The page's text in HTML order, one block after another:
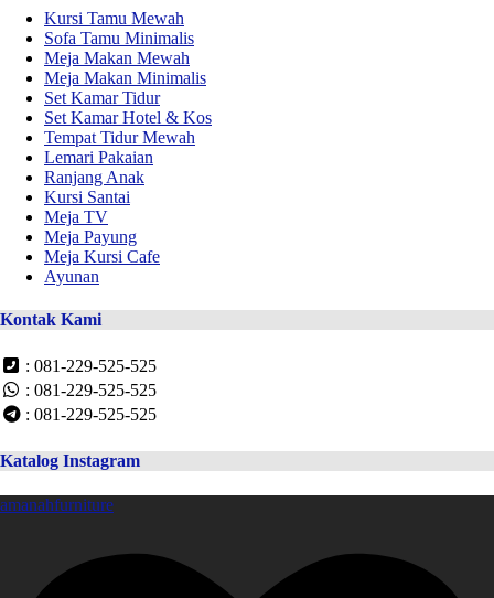
Kursi Tamu Mewah
Sofa Tamu Minimalis
Meja Makan Mewah
Meja Makan Minimalis
Set Kamar Tidur
Set Kamar Hotel & Kos
Tempat Tidur Mewah
Lemari Pakaian
Ranjang Anak
Kursi Santai
Meja TV
Meja Payung
Meja Kursi Cafe
Ayunan
Kontak Kami
: 081-229-525-525
: 081-229-525-525
: 081-229-525-525
Katalog Instagram
amanahfurniture